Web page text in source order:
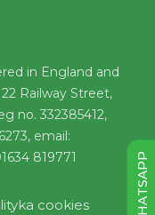
WHATSAPP
in England and
Railway Street,
no. 332385412,
email:
819771
cookies